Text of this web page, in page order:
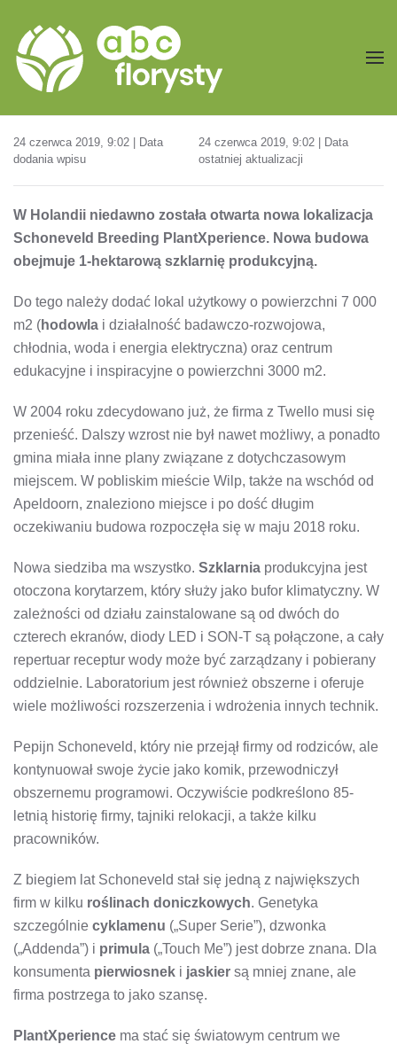
Przejdź do treści głównej
24 czerwca 2019, 9:02 | Data
dodania wpisu
24 czerwca 2019, 9:02 | Data
ostatniej aktualizacji
W Holandii niedawno została otwarta nowa lokalizacja
Schoneveld Breeding PlantXperience. Nowa budowa
obejmuje 1-hektarową szklarnię produkcyjną.
Do tego należy dodać lokal użytkowy o powierzchni 7 000
m2 (hodowla i działalność badawczo-rozwojowa,
chłodnia, woda i energia elektryczna) oraz centrum
edukacyjne i inspiracyjne o powierzchni 3000 m2.
W 2004 roku zdecydowano już, że firma z Twello musi się
przenieść. Dalszy wzrost nie był nawet możliwy, a ponadto
gmina miała inne plany związane z dotychczasowym
miejscem. W pobliskim mieście Wilp, także na wschód od
Apeldoorn, znaleziono miejsce i po dość długim
oczekiwaniu budowa rozpoczęła się w maju 2018 roku.
Nowa siedziba ma wszystko. Szklarnia produkcyjna jest
otoczona korytarzem, który służy jako bufor klimatyczny. W
zależności od działu zainstalowane są od dwóch do
czterech ekranów, diody LED i SON-T są połączone, a cały
repertuar receptur wody może być zarządzany i pobierany
oddzielnie. Laboratorium jest również obszerne i oferuje
wiele możliwości rozszerzenia i wdrożenia innych technik.
Pepijn Schoneveld, który nie przejął firmy od rodziców, ale
kontynuował swoje życie jako komik, przewodniczył
obszernemu programowi. Oczywiście podkreślono 85-
letnią historię firmy, tajniki relokacji, a także kilku
pracowników.
Z biegiem lat Schoneveld stał się jedną z największych
firm w kilku roślinach doniczkowych. Genetyka
szczególnie cyklamenu („Super Serie”), dzwonka
(„Addenda”) i primula („Touch Me”) jest dobrze znana. Dla
konsumenta pierwiosnek i jaskier są mniej znane, ale
firma postrzega to jako szansę.
PlantXperience ma stać się światowym centrum we